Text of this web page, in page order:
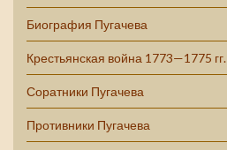
Биография Пугачева
Крестьянская война 1773—1775 гг.
Соратники Пугачева
Противники Пугачева